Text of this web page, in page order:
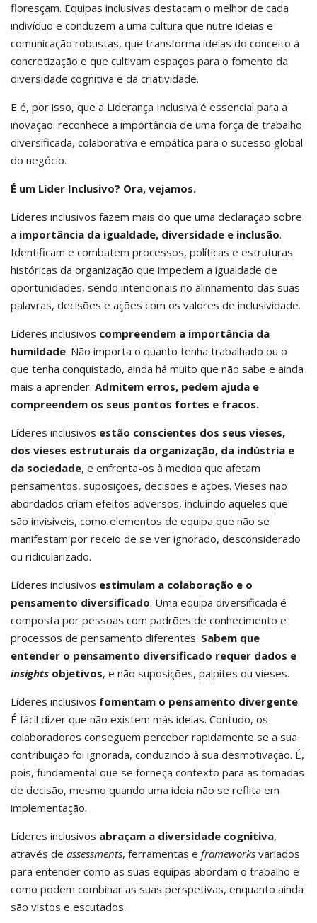
floresçam. Equipas inclusivas destacam o melhor de cada
indivíduo e conduzem a uma cultura que nutre ideias e
comunicação robustas, que transforma ideias do conceito à
concretização e que cultivam espaços para o fomento da
diversidade cognitiva e da criatividade.
E é, por isso, que a Liderança Inclusiva é essencial para a
inovação: reconhece a importância de uma força de trabalho
diversificada, colaborativa e empática para o sucesso global
do negócio.
É um Líder Inclusivo? Ora, vejamos.
Líderes inclusivos fazem mais do que uma declaração sobre
a importância da igualdade, diversidade e inclusão.
Identificam e combatem processos, políticas e estruturas
históricas da organização que impedem a igualdade de
oportunidades, sendo intencionais no alinhamento das suas
palavras, decisões e ações com os valores de inclusividade.
Líderes inclusivos compreendem a importância da
humildade. Não importa o quanto tenha trabalhado ou o
que tenha conquistado, ainda há muito que não sabe e ainda
mais a aprender. Admitem erros, pedem ajuda e
compreendem os seus pontos fortes e fracos.
Líderes inclusivos estão conscientes dos seus vieses,
dos vieses estruturais da organização, da indústria e
da sociedade, e enfrenta-os à medida que afetam
pensamentos, suposições, decisões e ações. Vieses não
abordados criam efeitos adversos, incluindo aqueles que
são invisíveis, como elementos de equipa que não se
manifestam por receio de se ver ignorado, desconsiderado
ou ridicularizado.
Líderes inclusivos estimulam a colaboração e o
pensamento diversificado. Uma equipa diversificada é
composta por pessoas com padrões de conhecimento e
processos de pensamento diferentes. Sabem que
entender o pensamento diversificado requer dados e
insights objetivos, e não suposições, palpites ou vieses.
Líderes inclusivos fomentam o pensamento divergente.
É fácil dizer que não existem más ideias. Contudo, os
colaboradores conseguem perceber rapidamente se a sua
contribuição foi ignorada, conduzindo à sua desmotivação. É,
pois, fundamental que se forneça contexto para as tomadas
de decisão, mesmo quando uma ideia não se reflita em
implementação.
Líderes inclusivos abraçam a diversidade cognitiva,
através de assessments, ferramentas e frameworks variados
para entender como as suas equipas abordam o trabalho e
como podem combinar as suas perspetivas, enquanto ainda
são vistos e escutados.